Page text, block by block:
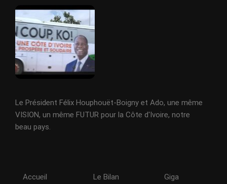
Le Président Félix Houphouët-Boigny et Ado, une même
VISION, un même FUTUR pour la Côte d'Ivoire, notre
beau pays.
Accueil
Le Bilan
Giga